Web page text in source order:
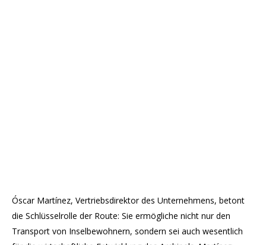
Óscar Martínez, Vertriebsdirektor des Unternehmens, betont
die Schlüsselrolle der Route: Sie ermögliche nicht nur den
Transport von Inselbewohnern, sondern sei auch wesentlich